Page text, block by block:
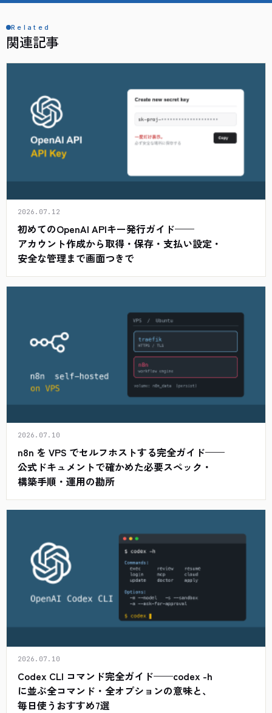
Related
関連記事
2026.07.12
初めてのOpenAI APIキー発行ガイド——
アカウント作成から取得・保存・支払い設定・
安全な管理まで画面つきで
2026.07.10
n8n を VPS でセルフホストする完全ガイド——
公式ドキュメントで確かめた必要スペック・
構築手順・運用の勘所
2026.07.10
Codex CLI コマンド完全ガイド——codex -h
に並ぶ全コマンド・全オプションの意味と、
毎日使うおすすめ7選